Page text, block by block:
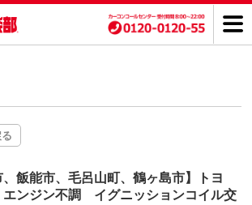
飯能市、毛呂山町、鶴ヶ島市】トヨ
ンジン不調 イグニッションコイル交